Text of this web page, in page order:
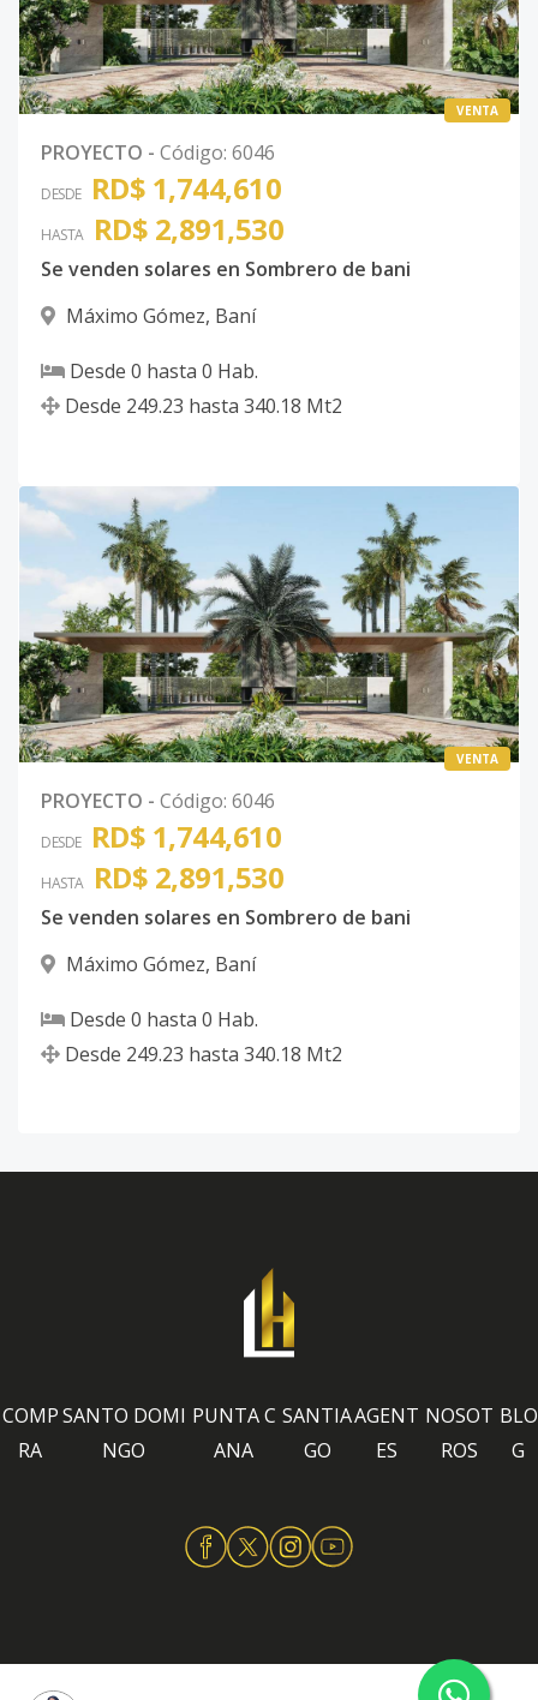
VENTA
PROYECTO - Código: 6046
DESDE RD$ 1,744,610
HASTA RD$ 2,891,530
Se venden solares en Sombrero de bani
Máximo Gómez, Baní
Desde 0 hasta 0 Hab.
Desde 249.23 hasta 340.18 Mt2
VENTA
PROYECTO - Código: 6046
DESDE RD$ 1,744,610
HASTA RD$ 2,891,530
Se venden solares en Sombrero de bani
Máximo Gómez, Baní
Desde 0 hasta 0 Hab.
Desde 249.23 hasta 340.18 Mt2
COMP
RA
SANTO DOMI
NGO
PUNTA C
ANA
SANTIA
GO
AGENT
ES
NOSOT
ROS
BLO
G